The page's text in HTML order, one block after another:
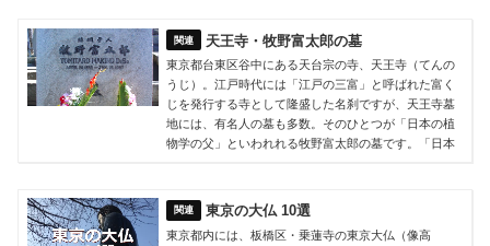
天王寺・牧野富太郎の墓
東京都台東区谷中にある天台宗の寺、天王寺（てんの
うじ）。江戸時代には「江戸の三富」と呼ばれた富く
じを発行する寺として隆盛した名刹ですが、天王寺墓
地には、有名人の墓も多数。そのひとつが「日本の植
物学の父」といわれれる牧野富太郎の墓です。「日本
東京の大仏 10選
東京都内には、板橋区・乗蓮寺の東京大仏（像高